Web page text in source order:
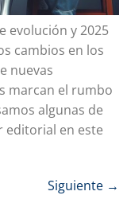
evolución y 2025
cambios en los
nuevas
marcan el rumbo
algunas de
editorial en este
Siguiente →